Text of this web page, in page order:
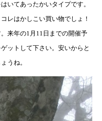
いてあったかいタイプです。
レはかしこい買い物でしょ！
来年の1月11日までの開催予
ットして下さい。安いからと
うね。